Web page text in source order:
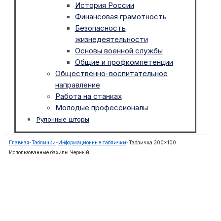
История России
Финансовая грамотность
Безопасность
жизнедеятельности
Основы военной службы
Общие и профкомпетенции
Общественно-воспитательное
направление
Работа на станках
Молодые профессионалы
Рулонные шторы
Главная-Таблички- Информационные таблички-Табличка 300×100
Использованные бахилы Черный